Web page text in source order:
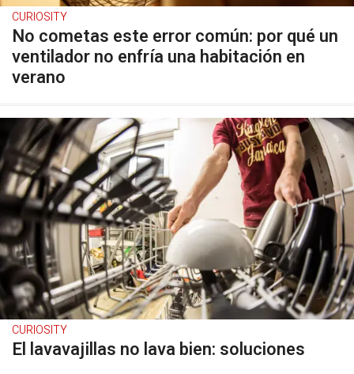
CURIOSITY
No cometas este error común: por qué un
ventilador no enfría una habitación en
verano
CURIOSITY
El lavavajillas no lava bien: soluciones